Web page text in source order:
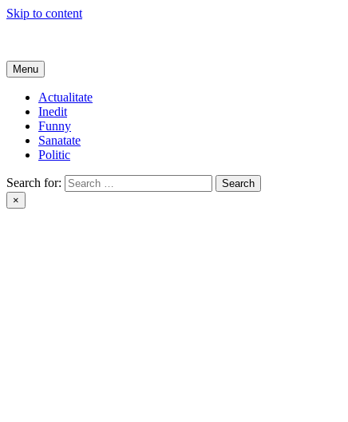
Skip to content
Menu
Actualitate
Inedit
Funny
Sanatate
Politic
Search for:
×